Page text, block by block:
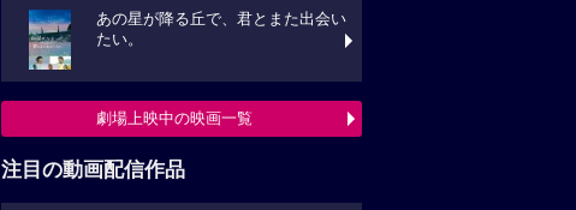
あの星が降る丘で、君とまた出会い
たい。
劇場上映中の映画一覧
注目の動画配信作品